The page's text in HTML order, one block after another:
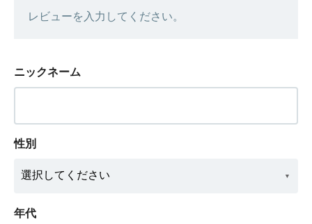
レビューを入力してください。
ニックネーム
性別
年代